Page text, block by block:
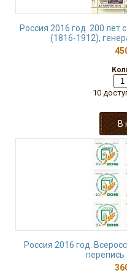
Россия 2016 год. 200
(1816-1912),
10
Россия 2016 год.
перепись